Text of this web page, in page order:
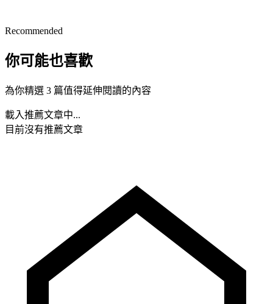
Recommended
你可能也喜歡
為你精選 3 篇值得延伸閱讀的內容
載入推薦文章中...
目前沒有推薦文章